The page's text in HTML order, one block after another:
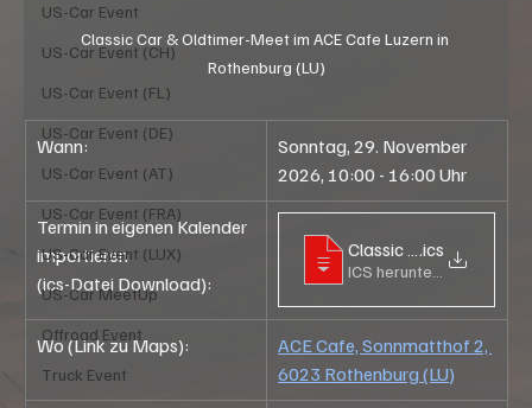
US-Car Event
US-Car Event (CH)
US-Car Event (FL)
US-Car Event (DE)
US-Car Event (AT)
US-Car Event (FRA)
US-Car Event (LUX)
US-Car MeetUp
Offroad Event
Truck Event
Classic Car & Oldtimer-Meet im ACE Cafe Luzern in
Rothenburg (LU)
Wann:
Sonntag, 29. November
2026, 10:00 - 16:00 Uhr
Termin in eigenen Kalender
importieren
(ics-Datei Download):
Classic Car
.ics
ICS herunterladen • 42KB
Wo (Link zu Maps):
ACE Cafe, Sonnmatthof 2,
6023 Rothenburg (LU)